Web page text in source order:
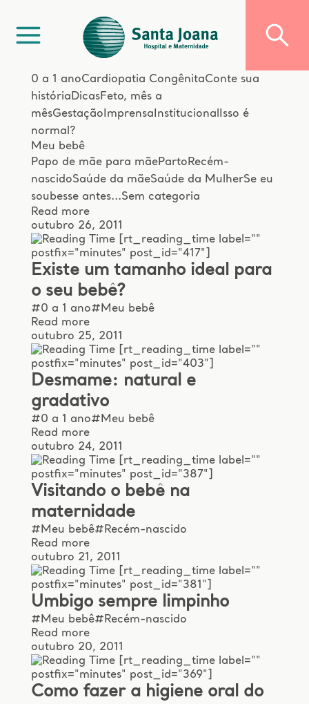
0 a 1 anoCardiopatia CongênitaConte sua
história DicasFeto, mês a
mêsGestação Imprensa Institucional
Isso é
normal?
Meu bebê
Papo de mãe para mãeParto Recém-
nascidoSaúde da mãeSaúde da MulherSe eu
soubesse antes...Sem categoria
Read more
outubro 26, 2011
[rt_reading_time label=""
postfix="minutes" post_id="417"]
Existe um tamanho ideal para
o seu bebê?
#0 a 1 ano#Meu bebê
Read more
outubro 25, 2011
[rt_reading_time label=""
postfix="minutes" post_id="403"]
Desmame: natural e
gradativo
#0 a 1 ano#Meu bebê
Read more
outubro 24, 2011
[rt_reading_time label=""
postfix="minutes" post_id="387"]
Visitando o bebê na
maternidade
#Meu bebê#Recém-nascido
Read more
outubro 21, 2011
[rt_reading_time label=""
postfix="minutes" post_id="381"]
Umbigo sempre limpinho
#Meu bebê#Recém-nascido
Read more
outubro 20, 2011
[rt_reading_time label=""
postfix="minutes" post_id="369"]
Como fazer a higiene oral do